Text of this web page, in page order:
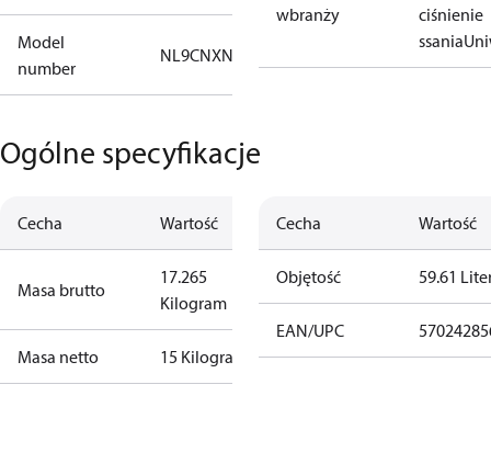
Model
number
NL9CNXN0
wbranży
ciśnienie
ssania
Ogólne specyfikacje
Cecha Wartość
Masa brutto
17.265
Kilogram
Masa netto 15 Kilogram
Cecha Wartość
Objętość 59.61
EAN/UPC